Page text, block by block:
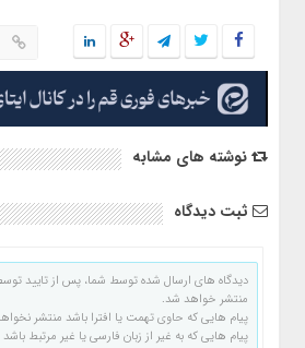
نوشته های مشابه
ثبت دیدگاه
دیدگاه های ارسال شده توسط شما، پس از تایید
منتشر خواهد شد.
پیام هایی که حاوی تهمت یا افترا باشد منتشر
پیام هایی که به غیر از زبان فارسی یا غیر مرتبط